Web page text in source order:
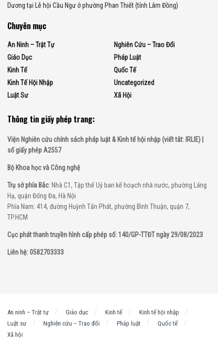
Dương tại Lễ hội Cầu Ngư ở phường Phan Thiết (tỉnh Lâm Đồng)
Chuyên mục
An Ninh – Trật Tự
Giáo Dục
Kinh Tế
Kinh Tế Hội Nhập
Luật Sư
Nghiên Cứu – Trao Đổi
Pháp Luật
Quốc Tế
Uncategorized
Xã Hội
Thông tin giấy phép trang:
Viện Nghiên cứu chính sách pháp luật & Kinh tế hội nhập (viết tắt: IRLIE) |
số giấy phép A2557
Bộ Khoa học và Công nghệ
Trụ sở phía Bắc: Nhà C1, Tập thể Uỷ ban kế hoạch nhà nước, phường Láng
Hạ, quận Đống Đa, Hà Nội
Phía Nam: 414, đường Huỳnh Tấn Phát, phường Bình Thuận, quận 7,
TP.HCM
Cục phát thanh truyền hình cấp phép số: 140/GP-TTĐT ngày 29/08/2023
Liên hệ: 0582703333
An ninh – Trật tự Giáo dục Kinh tế
Kinh tế hội nhập
Luật sư
Nghiên cứu – Trao đổi Pháp luật
Quốc tế
Xã hội